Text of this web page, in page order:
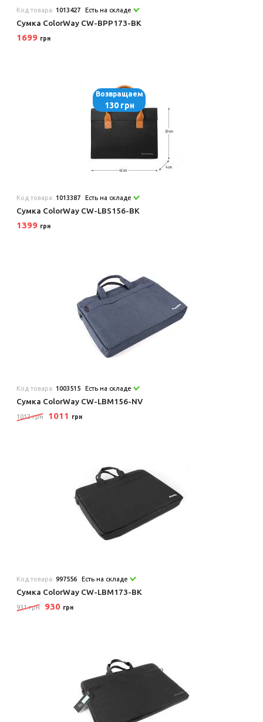
Код товара: 1013427 Есть на складе
Сумка ColorWay CW-BPP173-BK
1699 грн
Возвращаем
130 грн
Код товара: 1013387 Есть на складе
Сумка ColorWay CW-LBS156-BK
1399 грн
Код товара: 1003515 Есть на складе
Сумка ColorWay CW-LBM156-NV
1012 грн 1011 грн
Код товара:997556 Есть на складе
Сумка ColorWay CW-LBM173-BK
931 грн 930 грн